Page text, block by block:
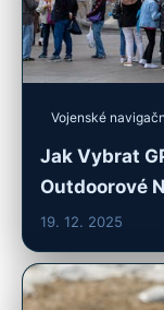
Vojenské
Jak Vybrat
Outdoorové
19. 12. 2025